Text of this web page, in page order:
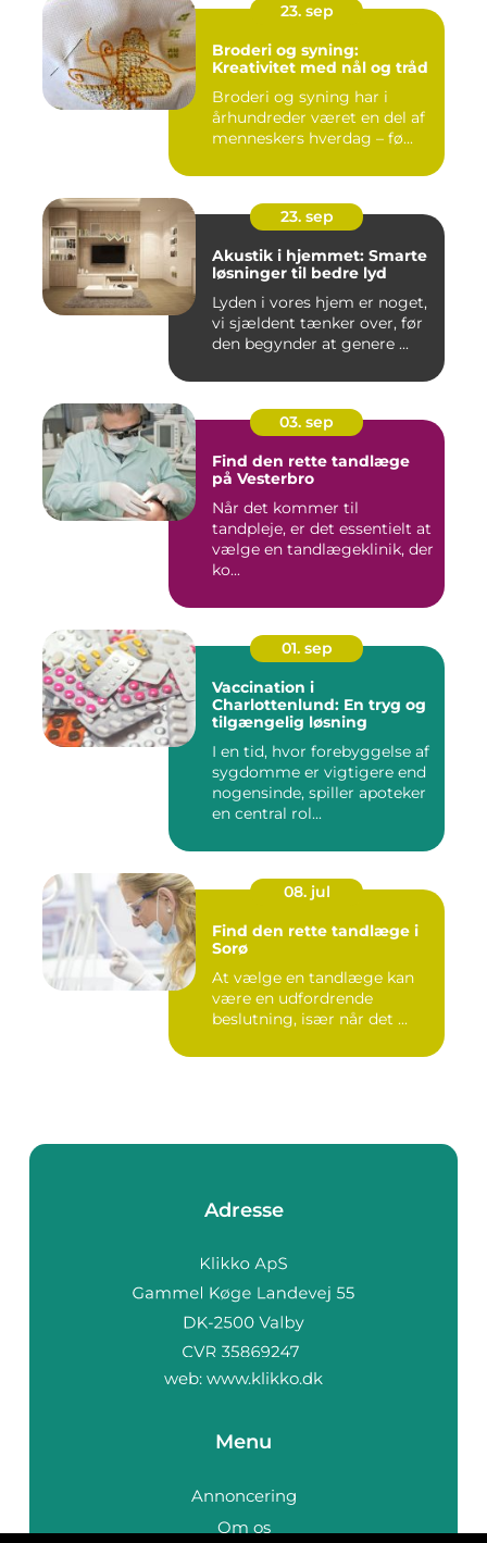
23. sep
Broderi og syning:
Kreativitet med nål og tråd
Broderi og syning har i
århundreder været en del af
menneskers hverdag – fø...
23. sep
Akustik i hjemmet: Smarte
løsninger til bedre lyd
Lyden i vores hjem er noget,
vi sjældent tænker over, før
den begynder at genere ...
03. sep
Find den rette tandlæge
på Vesterbro
Når det kommer til
tandpleje, er det essentielt at
vælge en tandlægeklinik, der
ko...
01. sep
Vaccination i
Charlottenlund: En tryg og
tilgængelig løsning
I en tid, hvor forebyggelse af
sygdomme er vigtigere end
nogensinde, spiller apoteker
en central rol...
08. jul
Find den rette tandlæge i
Sorø
At vælge en tandlæge kan
være en udfordrende
beslutning, især når det ...
Adresse
web: www.klikko.dk
Menu
Annoncering
Om os